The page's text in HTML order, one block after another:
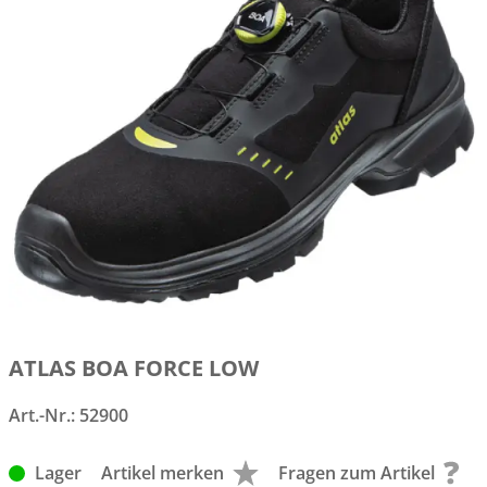
ATLAS BOA FORCE LOW
Art.-Nr.: 52900
Lager Artikel merken Fragen zum Artikel